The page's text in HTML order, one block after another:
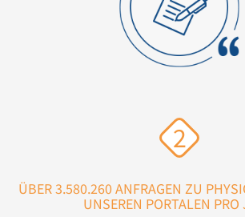
2
ÜBER 3.580.260 ANFRAGEN ZU
UNSEREN PORTALEN PRO